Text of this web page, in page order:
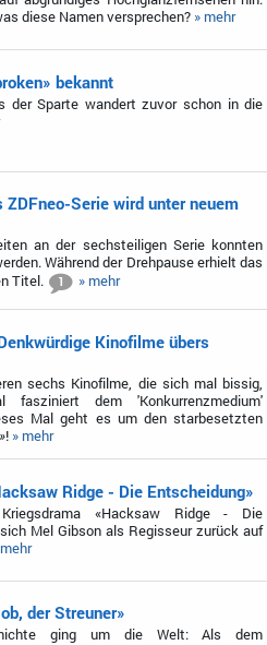
diese Namen versprechen? » mehr
bekannt
der Sparte wandert zuvor schon in die
Serie wird unter neuem
an der sechsteiligen Serie konnten
Während der Drehpause erhielt das
Titel.
1 » mehr
Kinofilme übers
sechs Kinofilme, die sich mal bissig,
fasziniert dem 'Konkurrenzmedium'
Mal geht es um den starbesetzten
! » mehr
Ridge - Die Entscheidung»
«Hacksaw Ridge - Die
Mel Gibson als Regisseur zurück auf
der Streuner»
ging um die Welt: Als dem